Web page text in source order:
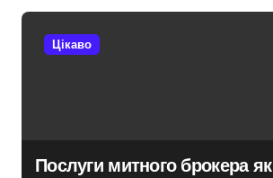
Цікаво
Послуги митного брокера як